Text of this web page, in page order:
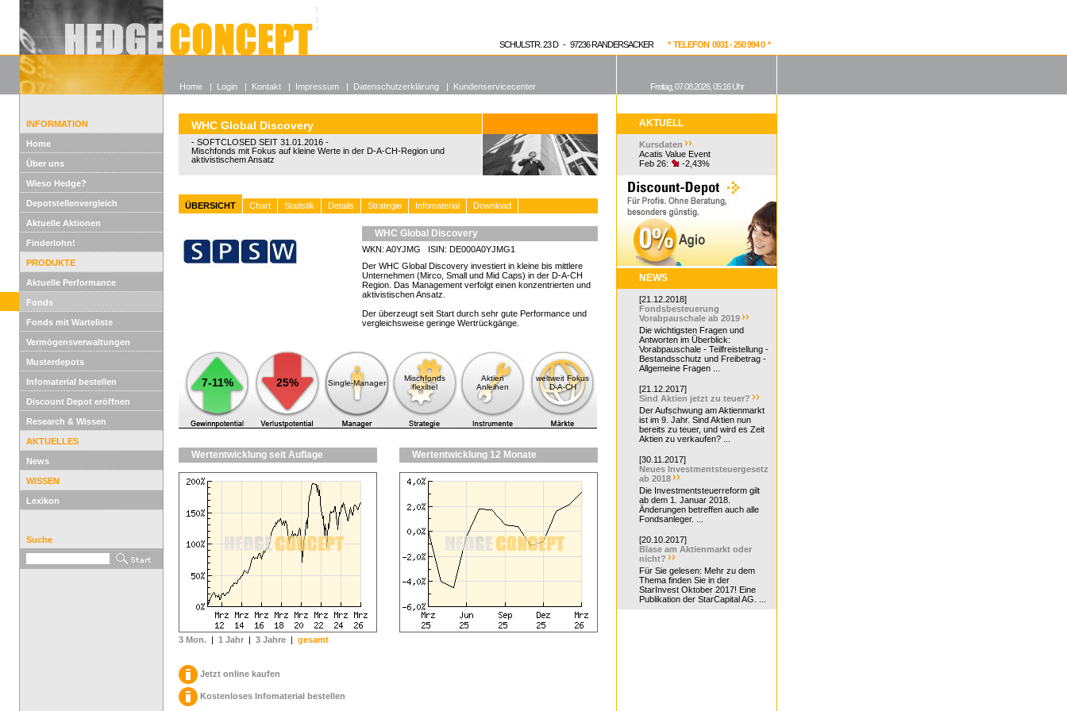
Alle offenen Fonds
Wieso Hedgefonds?
SCHULSTR. 23 D - 97236 RANDERSACKER * TELEFON 0931 - 250 994 0 *
INFORMATION
Home
Über uns
Wieso Hedge?
Depotstellenvergleich
Aktuelle Aktionen
Finderlohn!
PRODUKTE
Aktuelle Performance
Fonds
Fonds mit Warteliste
Vermögensverwaltungen
Musterdepots
Infomaterial bestellen
Discount Depot eröffnen
Research & Wissen
AKTUELLES
News
WISSEN
Lexikon
Suche
WHC Global Discovery
- SOFTCLOSED SEIT 31.01.2016 -
Mischfonds mit Fokus auf kleine Werte in der D-A-CH-Region und
aktivistischem Ansatz
ÜBERSICHT Chart Statistik Details Strategie Infomaterial Download
WHC Global Discovery
WKN: A0YJMG ISIN: DE000A0YJMG1
Der WHC Global Discovery investiert in kleine bis mittlere
Unternehmen (Mirco, Small und Mid Caps) in der D-A-CH
Region. Das Management verfolgt einen konzentrierten und
aktivistischen Ansatz.
Der überzeugt seit Start durch sehr gute Performance und
vergleichsweise geringe Wertrückgänge.
7-11% 25% Single-Manager
Mischfonds
flexibel
Aktien
Anleihen
weltweit Fokus
D-A-CH
Wertentwicklung seit Auflage
3 Mon. | 1 Jahr | 3 Jahre | gesamt
Wertentwicklung 12 Monate
Jetzt online kaufen
Kostenloses Infomaterial bestellen
AKTUELL
Kursdaten
Acatis Value Event
Feb 26:
-2,43%
NEWS
[21.12.2018]
Fondsbesteuerung
Vorabpauschale ab 2019
Die wichtigsten Fragen und
Antworten im Überblick:
Vorabpauschale - Teilfreistellung -
Bestandsschutz und Freibetrag -
Allgemeine Fragen ...
[21.12.2017]
Sind Aktien jetzt zu teuer?
Der Aufschwung am Aktienmarkt
ist im 9. Jahr. Sind Aktien nun
bereits zu teuer, und wird es Zeit
Aktien zu verkaufen? ...
[30.11.2017]
Neues Investmentsteuergesetz
ab 2018
Die Investmentsteuerreform gilt
ab dem 1. Januar 2018.
Änderungen betreffen auch alle
Fondsanleger. ...
[20.10.2017]
Blase am Aktienmarkt oder
nicht?
Für Sie gelesen: Mehr zu dem
Thema finden Sie in der
StarInvest Oktober 2017! Eine
Publikation der StarCapital AG. ...
Home | Login | Kontakt | Impressum | Datenschutzerklärung | Kundenservicecenter Freitag, 07.08.2026, 05:16 Uhr